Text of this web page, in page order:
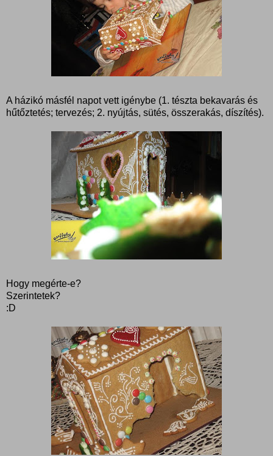
A házikó másfél napot vett igénybe (1. tészta bekavarás és
hűtőztetés; tervezés; 2. nyújtás, sütés, összerakás, díszítés).
Hogy megérte-e?
Szerintetek?
:D